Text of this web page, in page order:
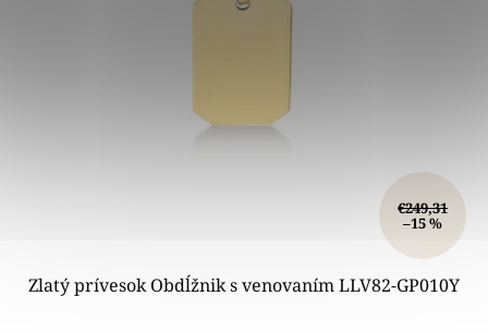
€249,31
–15 %
Zlatý prívesok Obdĺžnik s venovaním LLV82-GP010Y